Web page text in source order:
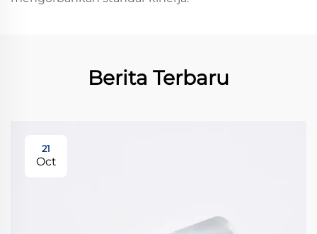
Berita Terbaru
21
Oct